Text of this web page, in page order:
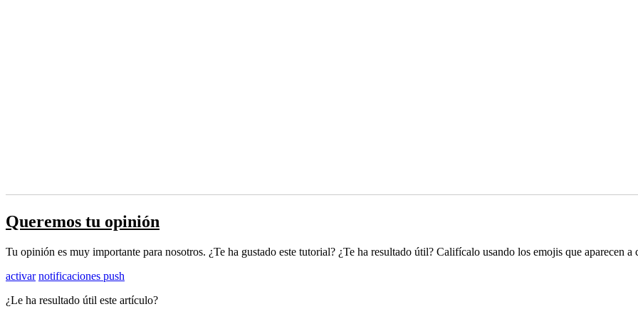
Queremos tu opinión
Tu opinión es muy importante para nosotros. ¿Te ha gustado este tutorial? ¿Te ha resultado útil? Califícalo usando los emojis que aparecen a
activar notificaciones push
¿Le ha resultado útil este artículo?